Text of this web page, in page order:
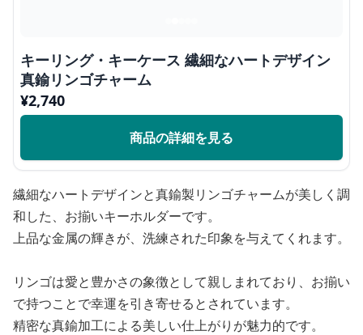
キーリング・キーケース 繊細なハートデザイン
真鍮リンゴチャーム
¥2,740
商品の詳細を見る
繊細なハートデザインと真鍮製リンゴチャームが美しく調
和した、お揃いキーホルダーです。
上品な金属の輝きが、洗練された印象を与えてくれます。
リンゴは愛と豊かさの象徴として親しまれており、お揃い
で持つことで幸運を引き寄せるとされています。
精密な真鍮加工による美しい仕上がりが魅力的です。